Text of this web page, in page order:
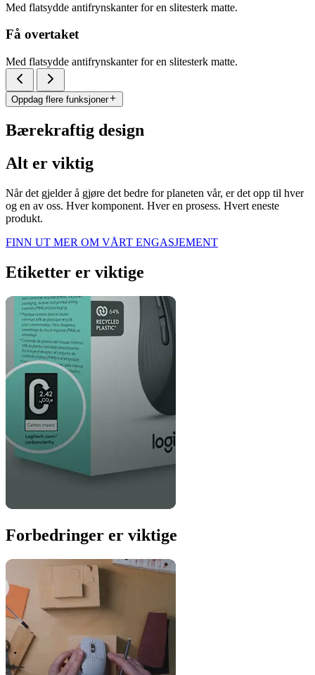
Med flatsydde antifrynskanter for en slitesterk matte.
Få overtaket
Med flatsydde antifrynskanter for en slitesterk matte.
Oppdag flere funksjoner
Bærekraftig design
Alt er viktig
Når det gjelder å gjøre det bedre for planeten vår, er det opp til hver
og en av oss. Hver komponent. Hver en prosess. Hvert eneste
produkt.
FINN UT MER OM VÅRT ENGASJEMENT
Etiketter er viktige
Forbedringer er viktige